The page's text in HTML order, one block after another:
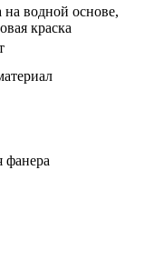
водной основе,
краска